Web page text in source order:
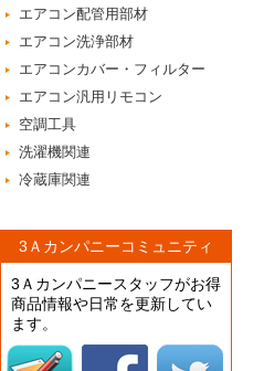
エアコン配管用部材
エアコン洗浄部材
エアコンカバー・フィルター
エアコン汎用リモコン
空調工具
洗濯機関連
冷蔵庫関連
3Ａカンパニーコミュニティ
3Ａカンパニースタッフがお得
商品情報や日常を更新してい
ます。